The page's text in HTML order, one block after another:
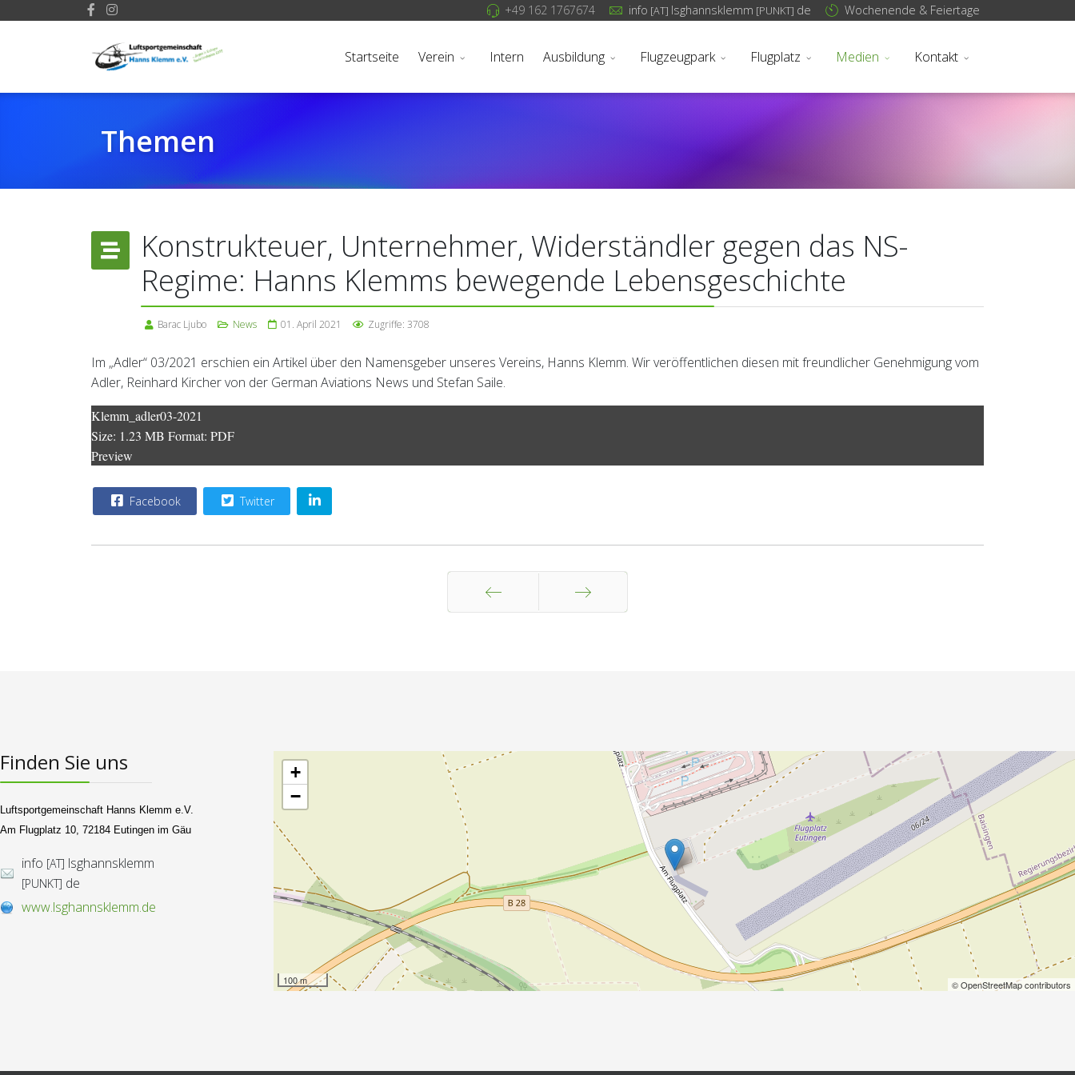
+49 162 1767674 info [AT] lsghannsklemm [PUNKT] de Wochenende & Feiertage
Startseite Verein Intern Ausbildung Flugzeugpark Flugplatz Medien Kontakt
Themen
Konstrukteuer, Unternehmer, Widerständler gegen das NS-
Regime: Hanns Klemms bewegende Lebensgeschichte
Barac Ljubo News 01. April 2021 Zugriffe: 3708
Im „Adler“ 03/2021 erschien ein Artikel über den Namensgeber unseres Vereins, Hanns Klemm. Wir veröffentlichen diesen mit freundlicher Genehmigung vom
Adler, Reinhard Kircher von der German Aviations News und Stefan Saile.
Klemm_adler03-2021
Size: 1.23 MB Format: PDF
Preview
Facebook Twitter
Finden Sie uns
Luftsportgemeinschaft Hanns Klemm e.V.
Am Flugplatz 10, 72184 Eutingen im Gäu
info [AT] lsghannsklemm
[PUNKT] de
www.lsghannsklemm.de
+
−
100 m © OpenStreetMap contributors